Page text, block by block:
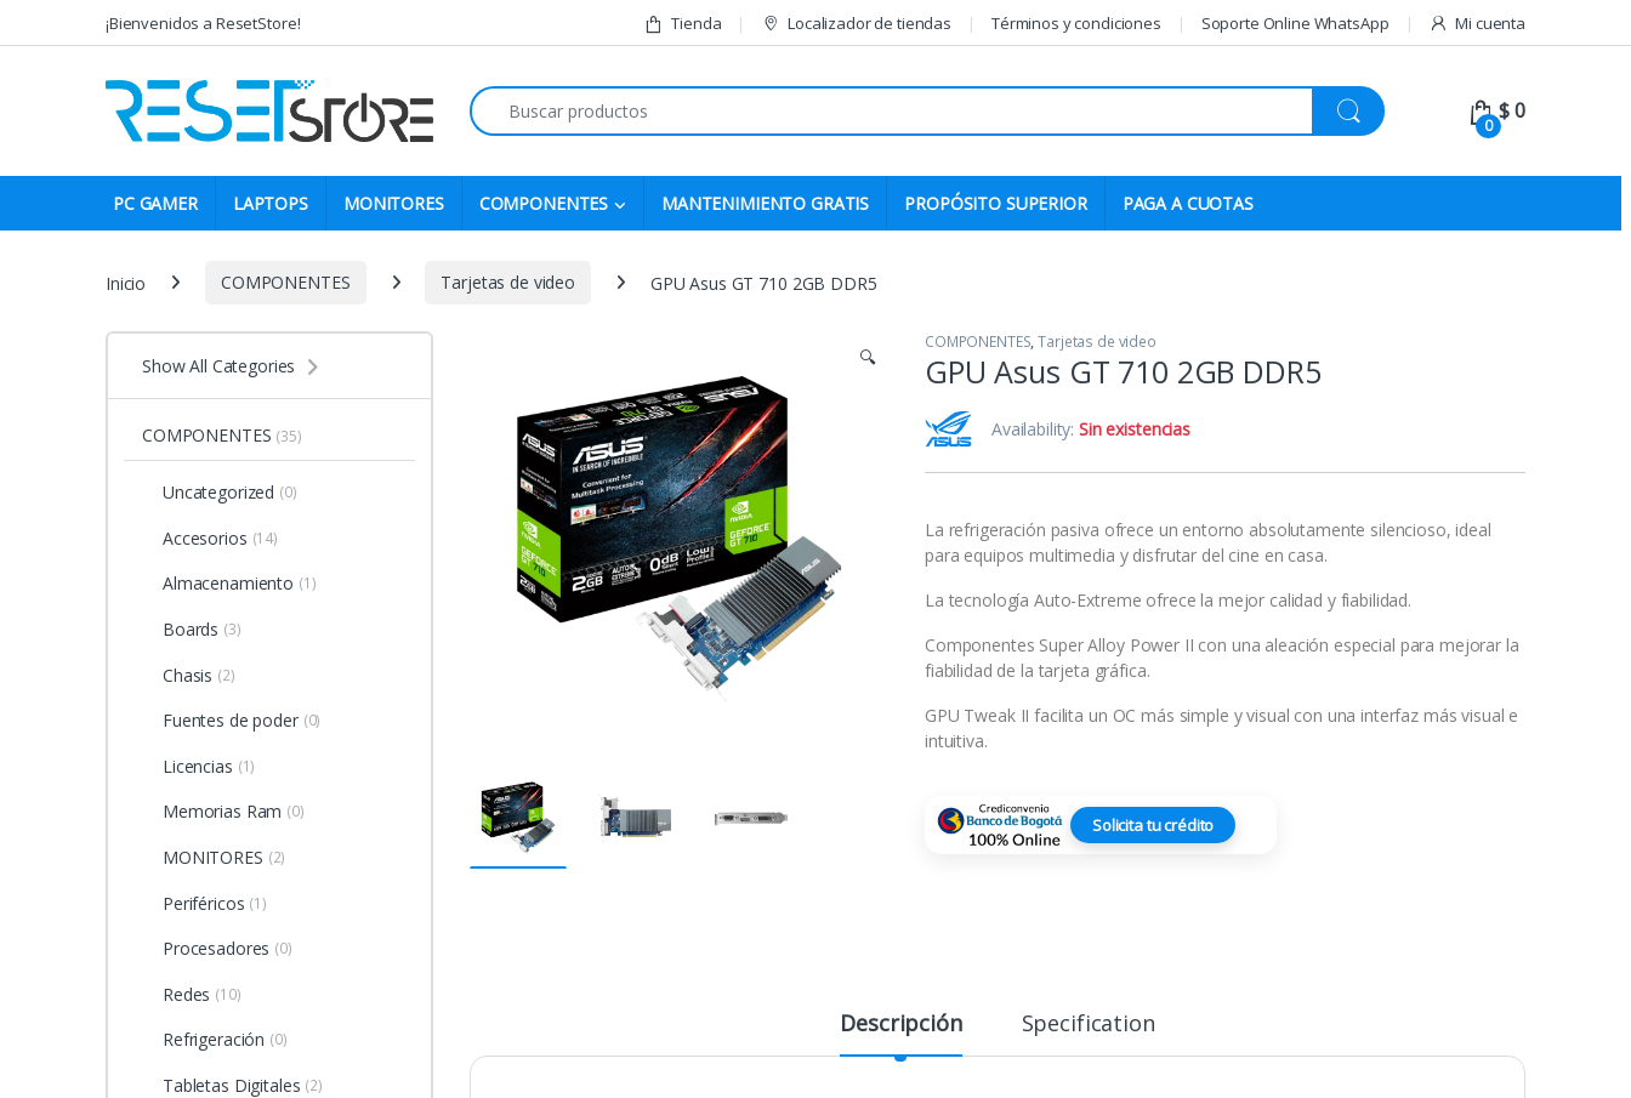
Skip to navigation
Skip to content¡Bienvenidos a ResetStore! Tienda Localizador de tiendas Términos y condiciones Soporte Online WhatsApp Mi cuenta
Search for:
0
$0
PC GAMER LAPTOPS MONITORES COMPONENTES MANTENIMIENTO GRATIS PROPÓSITO SUPERIOR PAGA A CUOTAS
Inicio COMPONENTES Tarjetas de video GPU Asus GT 710 2GB DDR5
🔍
COMPONENTES,Tarjetas de video
GPU Asus GT 710 2GB DDR5
Availability:Sin existencias
La refrigeración pasiva ofrece un entorno absolutamente silencioso, ideal
para equipos multimedia y disfrutar del cine en casa.
La tecnología Auto-Extreme ofrece la mejor calidad y fiabilidad.
Componentes Super Alloy Power II con una aleación especial para mejorar la
fiabilidad de la tarjeta gráfica.
GPU Tweak II facilita un OC más simple y visual con una interfaz más visual e
intuitiva.
Solicita tu crédito
Descripción Specification
Show All Categories
COMPONENTES (35)
Uncategorized (0)
Accesorios (14)
Almacenamiento (1)
Boards (3)
Chasis (2)
Fuentes de poder (0)
Licencias (1)
Memorias Ram (0)
MONITORES (2)
Periféricos (1)
Procesadores (0)
Redes (10)
Refrigeración (0)
Tabletas Digitales (2)